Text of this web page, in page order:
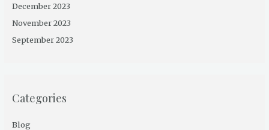
December 2023
November 2023
September 2023
Categories
Blog